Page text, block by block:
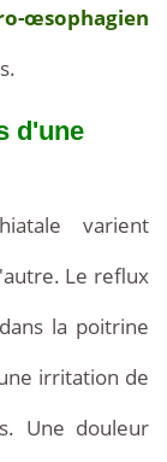
œsophagien
d'une
varient
Le reflux
la poitrine
irritation de
Une douleur